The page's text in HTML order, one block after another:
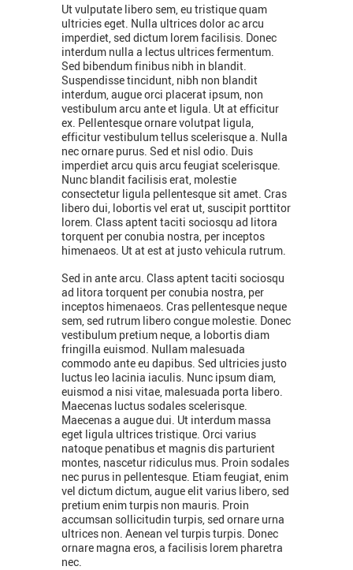
Ut vulputate libero sem, eu tristique quam
ultricies eget. Nulla ultrices dolor ac arcu
imperdiet, sed dictum lorem facilisis. Donec
interdum nulla a lectus ultrices fermentum.
Sed bibendum finibus nibh in blandit.
Suspendisse tincidunt, nibh non blandit
interdum, augue orci placerat ipsum, non
vestibulum arcu ante et ligula. Ut at efficitur
ex. Pellentesque ornare volutpat ligula,
efficitur vestibulum tellus scelerisque a. Nulla
nec ornare purus. Sed et nisl odio. Duis
imperdiet arcu quis arcu feugiat scelerisque.
Nunc blandit facilisis erat, molestie
consectetur ligula pellentesque sit amet. Cras
libero dui, lobortis vel erat ut, suscipit porttitor
lorem. Class aptent taciti sociosqu ad litora
torquent per conubia nostra, per inceptos
himenaeos. Ut at est at justo vehicula rutrum.
Sed in ante arcu. Class aptent taciti sociosqu
ad litora torquent per conubia nostra, per
inceptos himenaeos. Cras pellentesque neque
sem, sed rutrum libero congue molestie. Donec
vestibulum pretium neque, a lobortis diam
fringilla euismod. Nullam malesuada
commodo ante eu dapibus. Sed ultricies justo
luctus leo lacinia iaculis. Nunc ipsum diam,
euismod a nisi vitae, malesuada porta libero.
Maecenas luctus sodales scelerisque.
Maecenas a augue dui. Ut interdum massa
eget ligula ultrices tristique. Orci varius
natoque penatibus et magnis dis parturient
montes, nascetur ridiculus mus. Proin sodales
nec purus in pellentesque. Etiam feugiat, enim
vel dictum dictum, augue elit varius libero, sed
pretium enim turpis non mauris. Proin
accumsan sollicitudin turpis, sed ornare urna
ultrices non. Aenean vel turpis turpis. Donec
ornare magna eros, a facilisis lorem pharetra
nec.